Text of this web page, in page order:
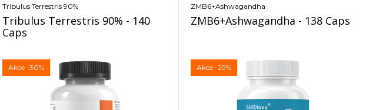
Tribulus Terrestris 90%
Tribulus Terrestris 90% - 140
Caps
Akce -30%
ZMB6+Ashwagandha
ZMB6+Ashwagandha - 138 Caps
Akce -29%